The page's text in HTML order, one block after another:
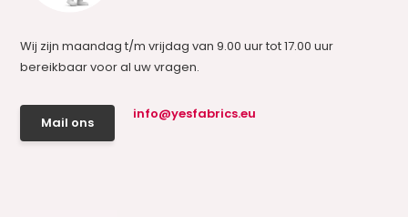
Wij zijn maandag t/m vrijdag van 9.00 uur tot 17.00 uur
bereikbaar voor al uw vragen.
Mail ons
info@yesfabrics.eu